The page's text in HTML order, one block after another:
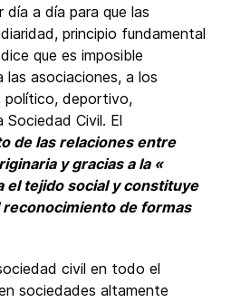
a día para que las
principio fundamental
que es imposible
las asociaciones, a los
político, deportivo,
Civil. El
de las relaciones entre
y gracias a la «
el tejido social y constituye
reconocimiento de formas
civil en todo el
sociedades altamente